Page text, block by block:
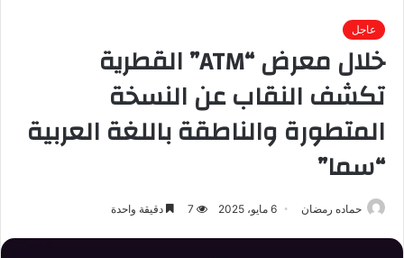
عاجل
خلال معرض “ATM” القطرية
تكشف النقاب عن النسخة
المتطورة والناطقة باللغة العربية
“سما”
حماده رمضان 6 مايو، 2025 7 دقيقة واحدة